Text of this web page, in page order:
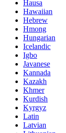
Hausa
Hawaiian
Hebrew
Hmong
Hungarian
Icelandic
Igbo
Javanese
Kannada
Kazakh
Khmer
Kurdish
Kyrgyz
Latin
Latvian